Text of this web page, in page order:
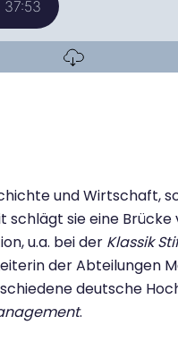
und Wirtschaft,
sie eine
u.a. bei der Klassik
der Abteilungen
deutsche
.